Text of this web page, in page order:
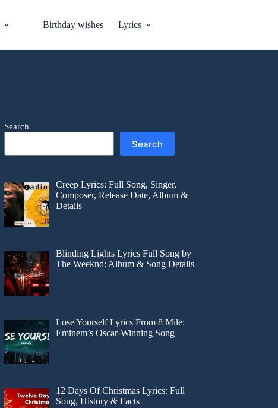
Birthday wishes Lyrics
Search
Search
Creep Lyrics: Full Song, Singer,
Composer, Release Date, Album &
Details
Blinding Lights Lyrics Full Song by
The Weeknd: Album & Song Details
Lose Yourself Lyrics From 8 Mile:
Eminem’s Oscar-Winning Song
12 Days Of Christmas Lyrics: Full
Song, History & Facts